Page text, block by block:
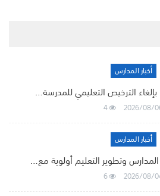
أخبار المدارس
بإلغاء الترخيص التعليمي للمدرسة…
2026/08/
4
أخبار المدارس
وتطوير التعليم أولوية مع…
2026/08/
6